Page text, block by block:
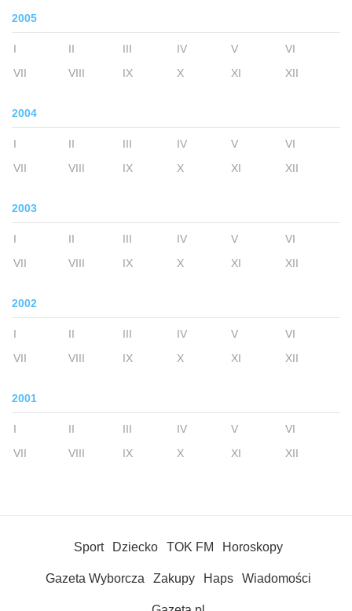
2005
I II III IV V
VI
VII
VIII IX X XI XII
2004
I II III IV V
VI
VII
VIII IX X XI XII
2003
I II III IV V
VI
VII
VIII IX X XI XII
2002
I II III IV V
VI
VII
VIII IX X XI XII
2001
I II III IV V
VI
VII
VIII IX X XI XII
Sport Dziecko TOK FM Horoskopy
Gazeta Wyborcza Zakupy Haps Wiadomości